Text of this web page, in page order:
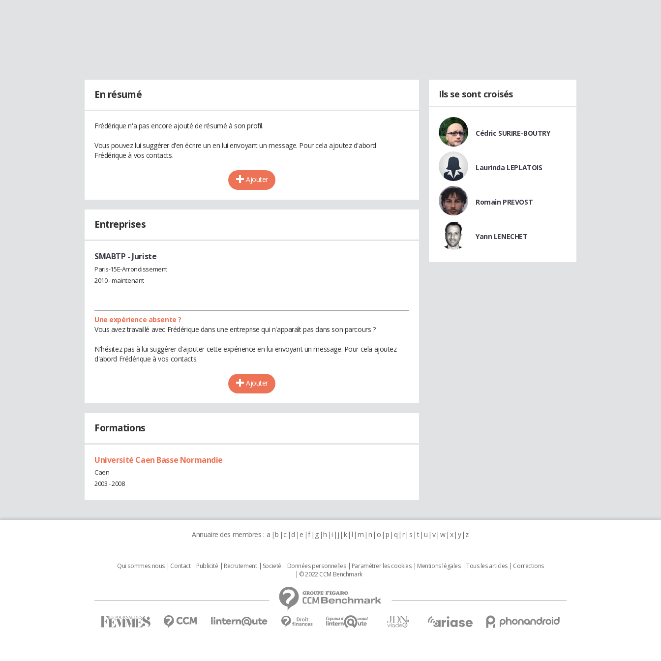
En résumé
Frédérique n'a pas encore ajouté de résumé à son profil.
Vous pouvez lui suggérer d'en écrire un en lui envoyant un message. Pour cela ajoutez d'abord
Frédérique à vos contacts.
Ajouter
Entreprises
SMABTP - Juriste
Paris-15E-Arrondissement
2010 - maintenant
Une expérience absente ?
Vous avez travaillé avec Frédérique dans une entreprise qui n'apparaît pas dans son parcours ?
N'hésitez pas à lui suggérer d'ajouter cette expérience en lui envoyant un message. Pour cela ajoutez
d'abord Frédérique à vos contacts.
Ajouter
Formations
Université Caen Basse Normandie
Caen
2003 - 2008
Ils se sont croisés
Cédric SURIRE-BOUTRY
Laurinda LEPLATOIS
Romain PREVOST
Yann LENECHET
Annuaire des membres : a b c d e f g h i j k l m n o p q r s t u v w x y z
Qui sommes nous Contact Publicité Recrutement Societé Données personnelles Paramétrer les cookies Mentions légales Tous les articles
Corrections
© 2022 CCM Benchmark